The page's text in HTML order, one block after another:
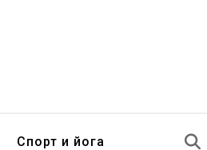
Спорт и йога